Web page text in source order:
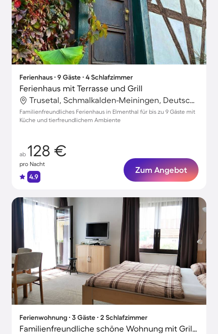
Ferienhaus ∙ 9 Gäste ∙ 4 Schlafzimmer
Ferienhaus mit Terrasse und Grill
Trusetal, Schmalkalden-Meiningen, Deutschland
Familienfreundliches Ferienhaus in Elmenthal für bis zu 9 Gäste mit
Küche und tierfreundlichem Ambiente
ab 128 €
pro Nacht
4.9
Zum Angebot
Ferienwohnung ∙ 3 Gäste ∙ 2 Schlafzimmer
Familienfreundliche schöne Wohnung mit Grill und Garten | Naturblick